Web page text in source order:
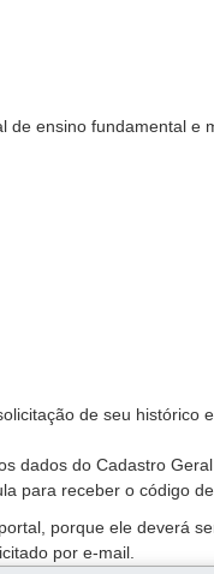
ensino fundamental e
de seu histórico
dados do Cadastro
para receber o código
porque ele deverá
por e-mail.